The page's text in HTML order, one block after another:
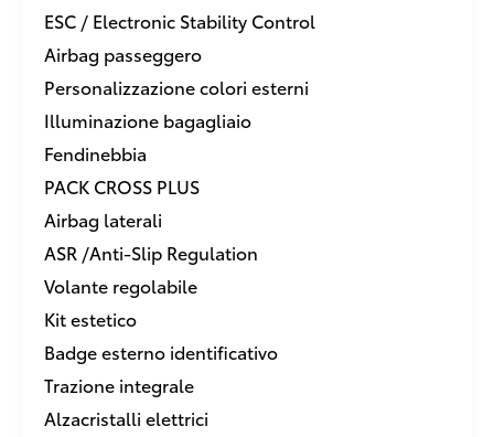
ESC / Electronic Stability Control
Airbag passeggero
Personalizzazione colori esterni
Illuminazione bagagliaio
Fendinebbia
PACK CROSS PLUS
Airbag laterali
ASR /Anti-Slip Regulation
Volante regolabile
Kit estetico
Badge esterno identificativo
Trazione integrale
Alzacristalli elettrici